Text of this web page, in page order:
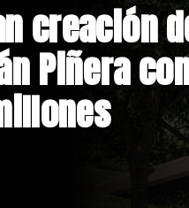
creación
Piñera